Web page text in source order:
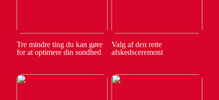
Tre mindre ting du kan gøre
for at optimere din sundhed
Valg af den rette
afskedsceremoni